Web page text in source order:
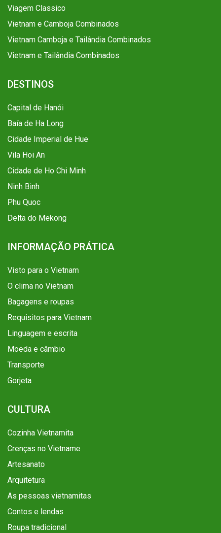
Viagem Classico
Vietnam e Camboja Combinados
Vietnam Camboja e Tailândia Combinados
Vietnam e Tailândia Combinados
DESTINOS
Capital de Hanói
Baía de Ha Long
Cidade Imperial de Hue
Vila Hoi An
Cidade de Ho Chi Minh
Ninh Binh
Phu Quoc
Delta do Mekong
INFORMAÇÃO PRÁTICA
Visto para o Vietnam
O clima no Vietnam
Bagagens e roupas
Requisitos para Vietnam
Linguagem e escrita
Moeda e câmbio
Transporte
Gorjeta
CULTURA
Cozinha Vietnamita
Crenças no Vietname
Artesanato
Arquitetura
As pessoas vietnamitas
Contos e lendas
Roupa tradicional